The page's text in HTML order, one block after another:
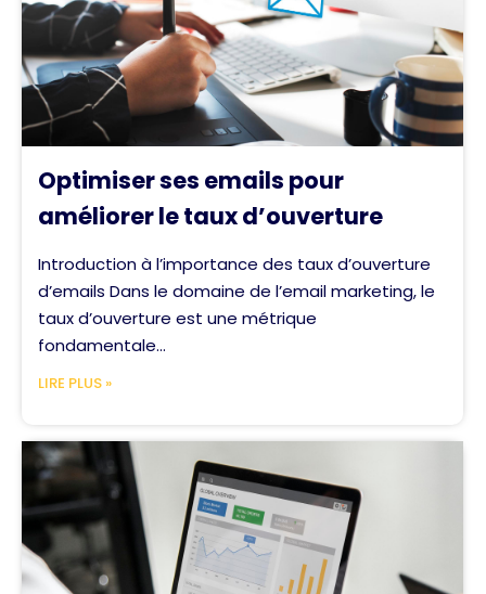
Optimiser ses emails pour
améliorer le taux d’ouverture
Introduction à l’importance des taux d’ouverture
d’emails Dans le domaine de l’email marketing, le
taux d’ouverture est une métrique
fondamentale...
LIRE PLUS »